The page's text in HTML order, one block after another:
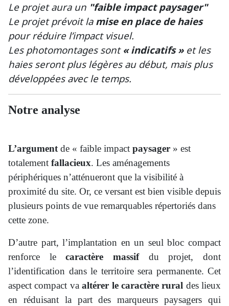
Le projet aura un "faible impact paysager"
Le projet prévoit la mise en place de haies
pour réduire l’impact visuel.
Les photomontages sont « indicatifs »et les
haies seront plus légères au début, mais plus
développées avec le temps.
Notre analyse
L’argument de « faible impact paysager » est
totalement fallacieux. Les aménagements
périphériques n’atténueront que la visibilité à
proximité du site. Or, ce versant est bien visible depuis
plusieurs points de vue remarquables répertoriés dans
cette zone.
D’autre part, l’implantation en un seul bloc compact
renforce lecaractère massifdu projet, dont
l’identification dans le territoire sera permanente. Cet
aspect compact vaaltérer le caractère rural des lieux
en réduisant la part des marqueurs paysagers qui